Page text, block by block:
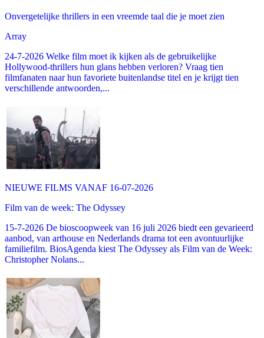
Onvergetelijke thrillers in een vreemde taal die je moet zien
Array
24-7-2026 Welke film moet ik kijken als de gebruikelijke
Hollywood-thrillers hun glans hebben verloren? Vraag tien
filmfanaten naar hun favoriete buitenlandse titel en je krijgt tien
verschillende antwoorden,...
NIEUWE FILMS VANAF 16-07-2026
Film van de week: The Odyssey
15-7-2026 De bioscoopweek van 16 juli 2026 biedt een gevarieerd
aanbod, van arthouse en Nederlands drama tot een avontuurlijke
familiefilm. BiosAgenda kiest The Odyssey als Film van de Week:
Christopher Nolans...